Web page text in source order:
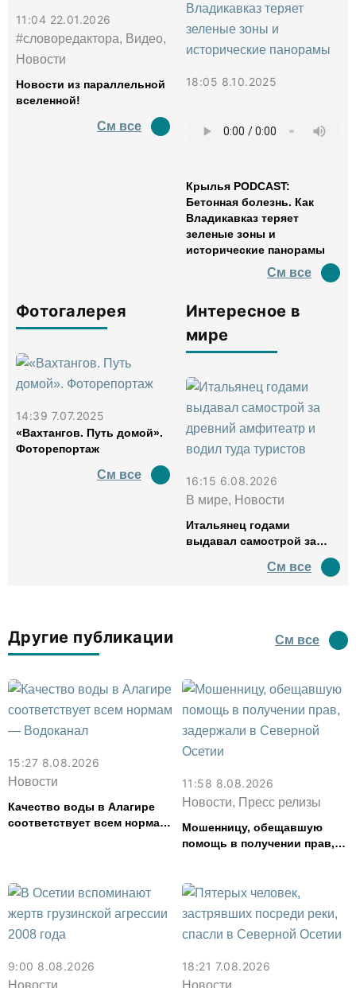
11:04 22.01.2026
#словоредактора, Видео,
Новости
Новости из параллельной
вселенной!
См все
18:05 8.10.2025
Крылья PODCAST:
Бетонная болезнь. Как
Владикавказ теряет
зеленые зоны и
исторические панорамы
См все
Фотогалерея
14:39 7.07.2025
«Вахтангов. Путь домой».
Фоторепортаж
См все
Интересное в
мире
16:15 6.08.2026
В мире, Новости
Итальянец годами
выдавал самострой за
водил туда туристов
См все
Другие публикации См все
15:27 8.08.2026
Новости
Качество воды в Алагире
соответствует всем нормам
11:58 8.08.2026
Новости, Пресс релизы
Мошенницу, обещавшую
помощь в получении прав,
9:00 8.08.2026
Новости
18:21 7.08.2026
Новости